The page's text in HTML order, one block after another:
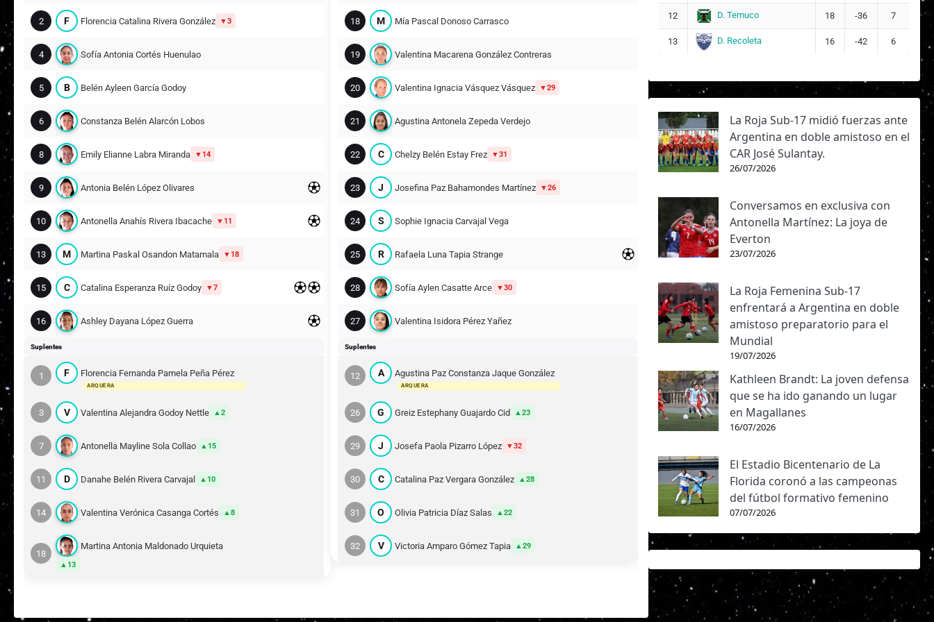
2 F Florencia Catalina Rivera González 3
4 Sofía Antonia Cortés Huenulao
5 B Belén Ayleen García Godoy
6 Constanza Belén Alarcón Lobos
8 Emily Elianne Labra Miranda 14
9 Antonia Belén López Olivares
10 Antonella Anahís Rivera Ibacache 11
13 M Martina Paskal Osandon Matamala 18
15 C Catalina Esperanza Ruíz Godoy 7
16 Ashley Dayana López Guerra
Suplentes
1 F Florencia Fernanda Pamela Peña Pérez
ARQUERA
3 V Valentina Alejandra Godoy Nettle 2
7 Antonella Mayline Sola Collao 15
11 D Danahe Belén Rivera Carvajal 10
14 Valentina Verónica Casanga Cortés 8
18
Martina Antonia Maldonado Urquieta
13
18 M Mía Pascal Donoso Carrasco
19 Valentina Macarena González Contreras
20 Valentina Ignacia Vásquez Vásquez 29
21 Agustina Antonela Zepeda Verdejo
22 C Chelzy Belén Estay Frez 31
23 J Josefina Paz Bahamondes Martínez 26
24 S Sophie Ignacia Carvajal Vega
25 R Rafaela Luna Tapia Strange
28 Sofía Aylen Casatte Arce 30
27 Valentina Isidora Pérez Yañez
Suplentes
12 A Agustina Paz Constanza Jaque González
ARQUERA
26 G Greiz Estephany Guajardo Cid 23
29 J Josefa Paola Pizarro López 32
30 C Catalina Paz Vergara González 28
31 O Olivia Patricia Díaz Salas 22
32 V Victoria Amparo Gómez Tapia 29
12 D. Temuco 18 -36 7
13 D. Recoleta 16 -42 6
La Roja Sub-17 midió fuerzas ante
Argentina en doble amistoso en el
CAR José Sulantay.
26/07/2026
Conversamos en exclusiva con
Antonella Martínez: La joya de
Everton
23/07/2026
La Roja Femenina Sub-17
enfrentará a Argentina en doble
amistoso preparatorio para el
Mundial
19/07/2026
Kathleen Brandt: La joven defensa
que se ha ido ganando un lugar
en Magallanes
16/07/2026
El Estadio Bicentenario de La
Florida coronó a las campeonas
del fútbol formativo femenino
07/07/2026